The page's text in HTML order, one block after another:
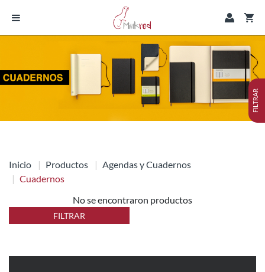
Inicio Productos
Agendas y Cuadernos
Cuadernos
No se encontraron productos
FILTRAR
FILTRAR